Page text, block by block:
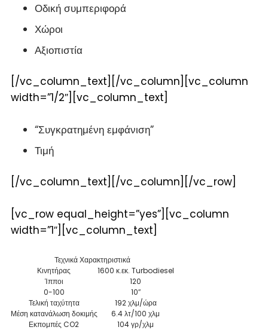
Οδική συμπεριφορά
Χώροι
Αξιοπιστία
[/vc_column_text][/vc_column][vc_column
width=”1/2″][vc_column_text]
“Συγκρατημένη εμφάνιση”
Τιμή
[/vc_column_text][/vc_column][/vc_row]
[vc_row equal_height=”yes”][vc_column
width=”1″][vc_column_text]
Τεχνικά Χαρακτηριστικά
Κινητήρας
1600 κ.εκ. Turbodiesel
Ίπποι
120
0-100
10″
Τελική ταχύτητα
192 χλμ/ώρα
Μέση κατανάλωση δοκιμής
6.4 λτ/100 χλμ
Εκπομπές CO2 104 γρ/χλμ